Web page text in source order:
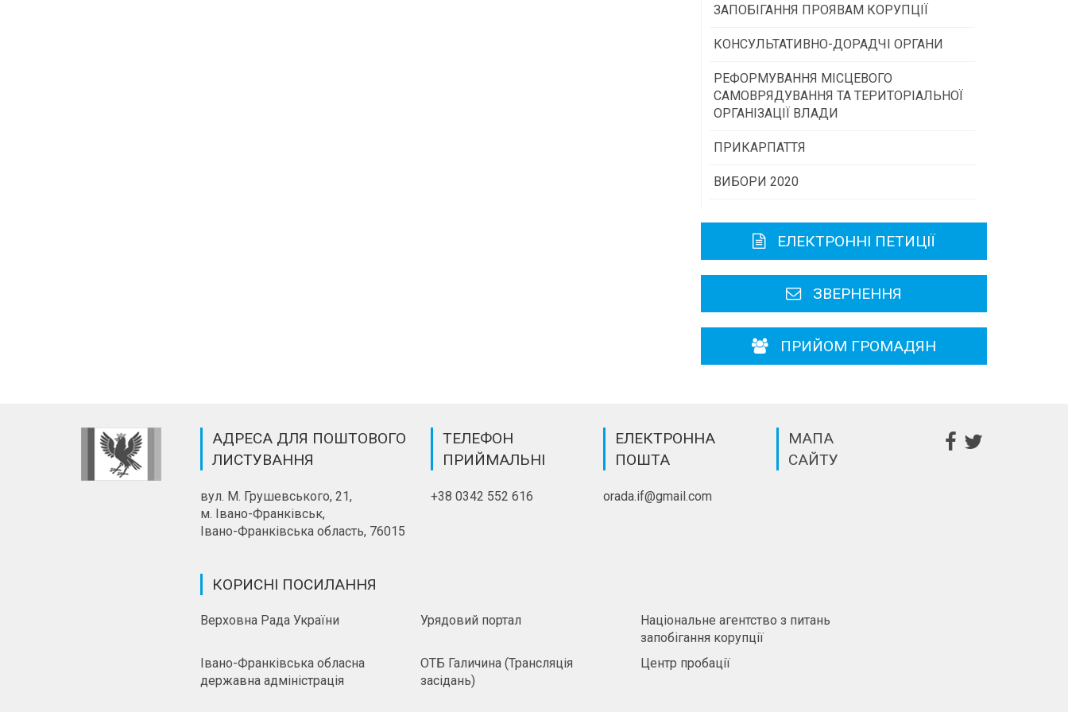
суспільства
Програми/конкурси МТД
ЗАПОБІГАННЯ ПРОЯВАМ КОРУПЦІЇ
КОНСУЛЬТАТИВНО-ДОРАДЧІ ОРГАНИ
Консультативна рада
РЕФОРМУВАННЯ МІСЦЕВОГО
САМОВРЯДУВАННЯ ТА ТЕРИТОРІАЛЬНОЇ
ОРГАНІЗАЦІЇ ВЛАДИ
ПРИКАРПАТТЯ
Історична довідка
Карта області
Районні, міські ради
ВИБОРИ 2020
ЕЛЕКТРОННІ ПЕТИЦІЇ
ЗВЕРНЕННЯ
ПРИЙОМ ГРОМАДЯН
АДРЕСА ДЛЯ ПОШТОВОГО
ЛИСТУВАННЯ
вул. М. Грушевського, 21,
м. Івано-Франківськ,
Івано-Франківська область, 76015
ТЕЛЕФОН
ПРИЙМАЛЬНІ
+38 0342 552 616
ЕЛЕКТРОННА
ПОШТА
orada.if@gmail.com
МАПА
САЙТУ
КОРИСНІ ПОСИЛАННЯ
Верховна Рада України Урядовий портал
Національне агентство з питань
запобігання корупції
Івано-Франківська обласна
державна адміністрація
ОТБ Галичина (Трансляція
засідань)
Центр пробації